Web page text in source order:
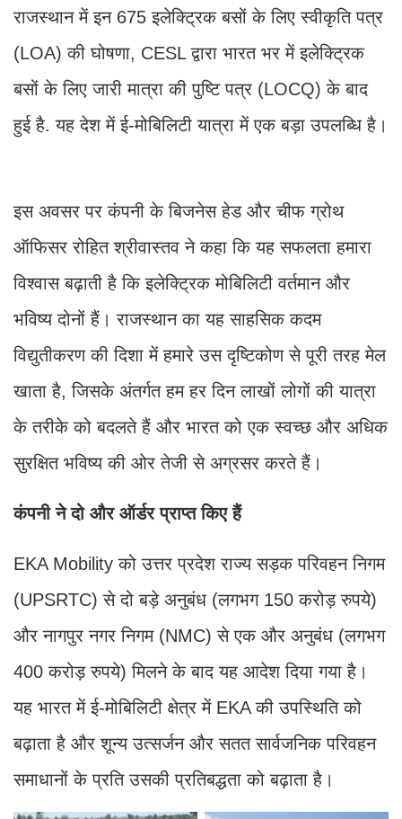
राजस्थान में इन 675 इलेक्ट्रिक बसों के लिए स्वीकृति पत्र
(LOA) की घोषणा, CESL द्वारा भारत भर में इलेक्ट्रिक
बसों के लिए जारी मात्रा की पुष्टि पत्र (LOCQ) के बाद
हुई है. यह देश में ई-मोबिलिटी यात्रा में एक बड़ा उपलब्धि है।
इस अवसर पर कंपनी के बिजनेस हेड और चीफ ग्रोथ
ऑफिसर रोहित श्रीवास्तव ने कहा कि यह सफलता हमारा
विश्वास बढ़ाती है कि इलेक्ट्रिक मोबिलिटी वर्तमान और
भविष्य दोनों हैं। राजस्थान का यह साहसिक कदम
विद्युतीकरण की दिशा में हमारे उस दृष्टिकोण से पूरी तरह मेल
खाता है, जिसके अंतर्गत हम हर दिन लाखों लोगों की यात्रा
के तरीके को बदलते हैं और भारत को एक स्वच्छ और अधिक
सुरक्षित भविष्य की ओर तेजी से अग्रसर करते हैं।
कंपनी ने दो और ऑर्डर प्राप्त किए हैं
EKA Mobility को उत्तर प्रदेश राज्य सड़क परिवहन निगम
(UPSRTC) से दो बड़े अनुबंध (लगभग 150 करोड़ रुपये)
और नागपुर नगर निगम (NMC) से एक और अनुबंध (लगभग
400 करोड़ रुपये) मिलने के बाद यह आदेश दिया गया है।
यह भारत में ई-मोबिलिटी क्षेत्र में EKA की उपस्थिति को
बढ़ाता है और शून्य उत्सर्जन और सतत सार्वजनिक परिवहन
समाधानों के प्रति उसकी प्रतिबद्धता को बढ़ाता है।